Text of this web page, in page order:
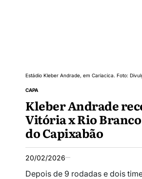
Estádio Kleber Andrade, em Cariacica. Foto:
CAPA
Kleber Andrade
Vitória x Rio
do Capixabão
20/02/2026
Depois de 9 rodadas e dois